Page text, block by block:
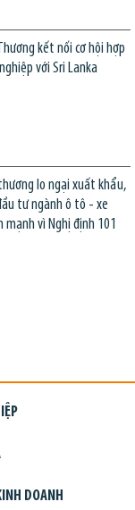
kết nối cơ hội hợp
với Sri Lanka
lo ngại xuất khẩu,
tư ngành ô tô - xe
mạnh vì Nghị định 101
DOANH